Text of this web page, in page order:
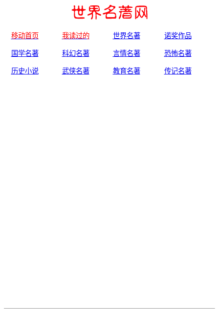
移动首页 我读过的 世界名著 诺奖作品
国学名著 科幻名著 言情名著 恐怖名著
历史小说 武侠名著 教育名著 传记名著